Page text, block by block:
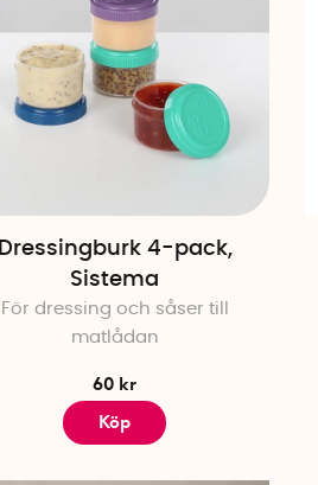
Dressingburk 4-pack,
Sistema
För dressing och såser till
matlådan
60 kr
Köp